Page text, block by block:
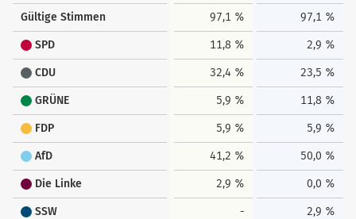
Gültige Stimmen 97,1 % 97,1 %
SPD 11,8 % 2,9 %
CDU 32,4 % 23,5 %
GRÜNE 5,9 % 11,8 %
FDP 5,9 % 5,9 %
AfD 41,2 % 50,0 %
Die Linke 2,9 % 0,0 %
SSW - 2,9 %